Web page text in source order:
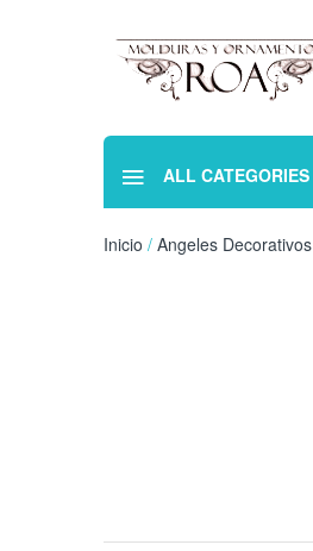
ALL CATEGORIES
Inicio / Angeles Decorativos